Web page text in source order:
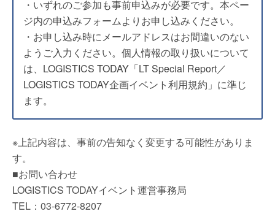
・いずれのご参加も事前申込みが必要です。本ペー
ジ内の申込みフォームよりお申し込みください。
・お申し込み時にメールアドレスはお間違いのない
ようご入力ください。個人情報の取り扱いについて
は、LOGISTICS TODAY「LT Special Report／
LOGISTICS TODAY企画イベント利用規約」に準じ
ます。
※上記内容は、事前の告知なく変更する可能性がありま
す。
■お問い合わせ
LOGISTICS TODAYイベント運営事務局
TEL：03-6772-8207